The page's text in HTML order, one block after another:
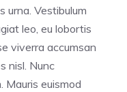
urna. Vestibulum
leo, eu lobortis
viverra accumsan
nisl. Nunc
Mauris euismod